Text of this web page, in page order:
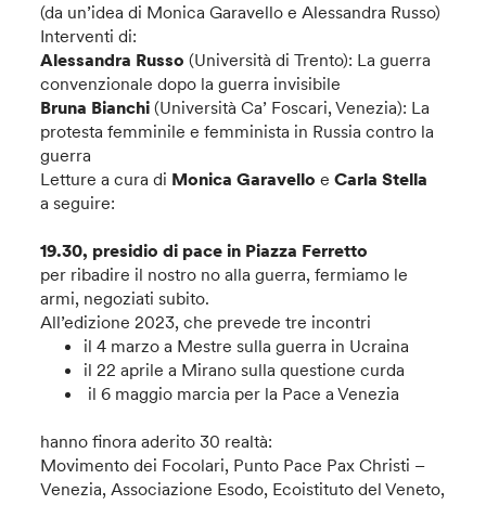
(da un’idea di Monica Garavello e Alessandra Russo)
Interventi di:
Alessandra Russo (Università di Trento): La guerra
convenzionale dopo la guerra invisibile
Bruna Bianchi (Università Ca’ Foscari, Venezia): La
protesta femminile e femminista in Russia contro la
guerra
Letture a cura di Monica Garavello eCarla Stella
a seguire:
19.30, presidio di pace in Piazza Ferretto
per ribadire il nostro no alla guerra, fermiamo le
armi, negoziati subito.
All’edizione 2023, che prevede tre incontri
il 4 marzo a Mestre sulla guerra in Ucraina
il 22 aprile a Mirano sulla questione curda
il 6 maggio marcia per la Pace a Venezia
hanno finora aderito 30 realtà:
Movimento dei Focolari, Punto Pace Pax Christi –
Venezia, Associazione Esodo, Ecoistituto del Veneto,